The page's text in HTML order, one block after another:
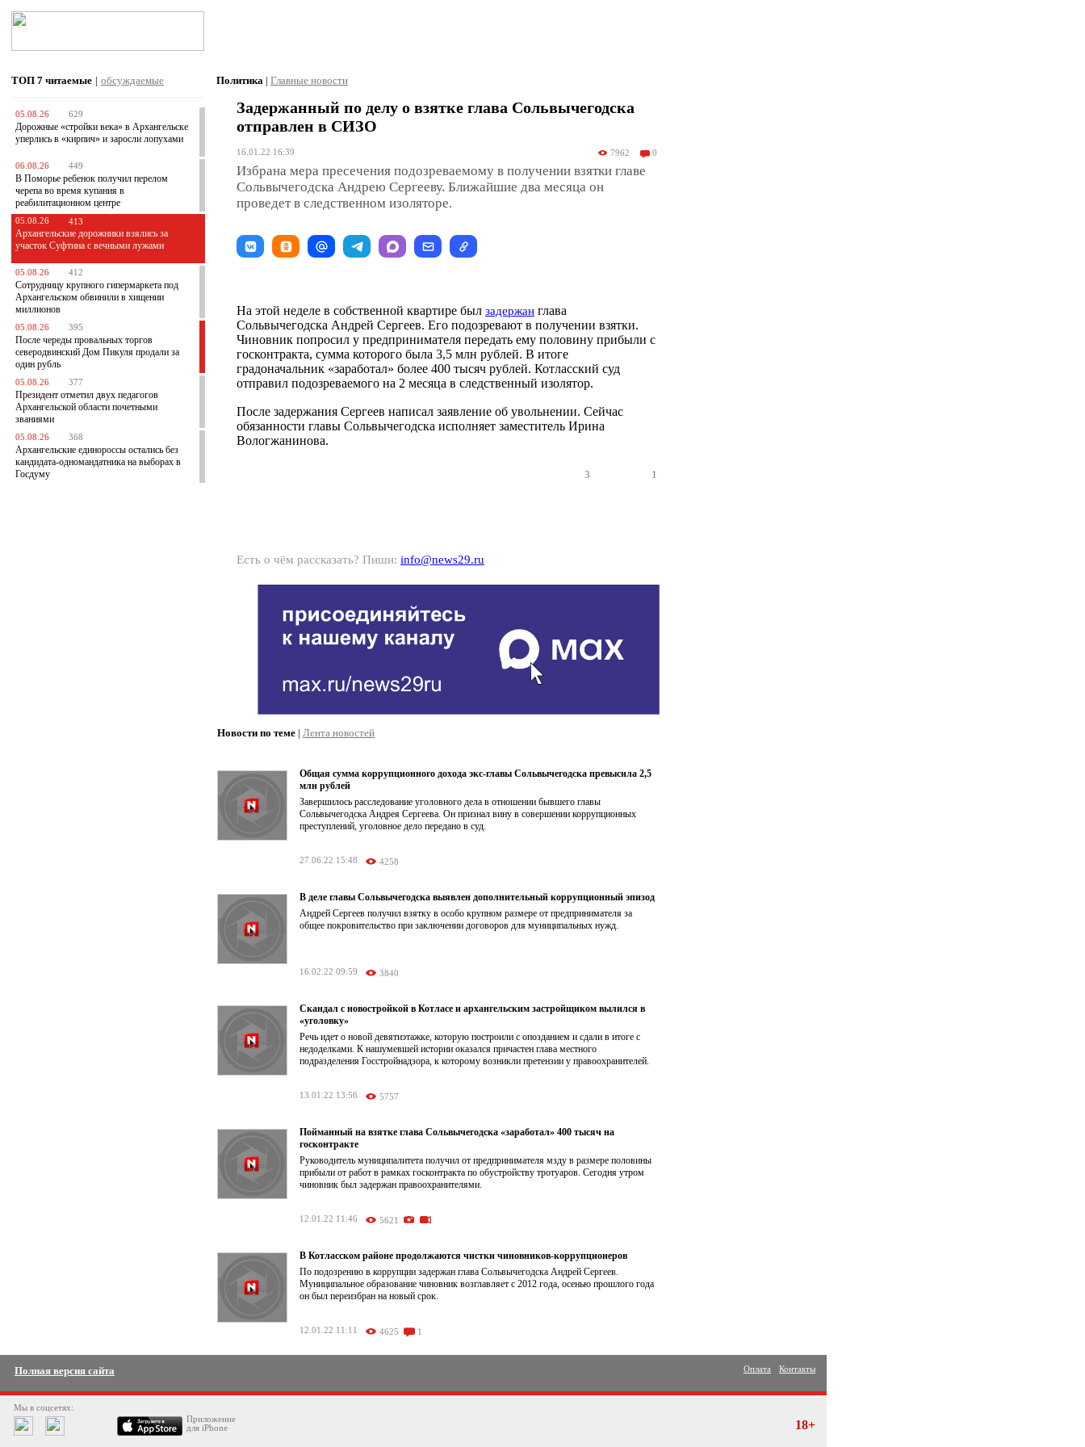
ТОП 7 читаемые | обсуждаемые
05.08.26 629
Дорожные «стройки века» в Архангельске
уперлись в «кирпич» и заросли лопухами
06.08.26 449
В Поморье ребенок получил перелом
черепа во время купания в
реабилитационном центре
05.08.26 413
Архангельские дорожники взялись за
участок Суфтина с вечными лужами
05.08.26 412
Сотрудницу крупного гипермаркета под
Архангельском обвинили в хищении
миллионов
05.08.26 395
После череды провальных торгов
северодвинский Дом Пикуля продали за
один рубль
05.08.26 377
Президент отметил двух педагогов
Архангельской области почетными
званиями
05.08.26 368
Архангельские единороссы остались без
кандидата-одномандатника на выборах в
Госдуму
Политика | Главные новости
Задержанный по делу о взятке глава Сольвычегодска
отправлен в СИЗО
16.01.22 16:39 7962 0
Избрана мера пресечения подозреваемому в получении взятки главе
Сольвычегодска Андрею Сергееву. Ближайшие два месяца он
проведет в следственном изоляторе.
На этой неделе в собственной квартире был задержан глава
Сольвычегодска Андрей Сергеев. Его подозревают в получении взятки.
Чиновник попросил у предпринимателя передать ему половину прибыли с
госконтракта, сумма которого была 3,5 млн рублей. В итоге
градоначальник «заработал» более 400 тысяч рублей. Котласский суд
отправил подозреваемого на 2 месяца в следственный изолятор.
После задержания Сергеев написал заявление об увольнении. Сейчас
обязанности главы Сольвычегодска исполняет заместитель Ирина
Вологжанинова.
3 1
Есть о чём рассказать? Пиши: info@news29.ru
Новости по теме | Лента новостей
Общая сумма коррупционного дохода экс-главы Сольвычегодска превысила 2,5
млн рублей
Завершилось расследование уголовного дела в отношении бывшего главы
Сольвычегодска Андрея Сергеева. Он признал вину в совершении коррупционных
преступлений, уголовное дело передано в суд.
27.06.22 15:48 4258
В деле главы Сольвычегодска выявлен дополнительный коррупционный эпизод
Андрей Сергеев получил взятку в особо крупном размере от предпринимателя за
общее покровительство при заключении договоров для муниципальных нужд.
16.02.22 09:59 3840
Скандал с новостройкой в Котласе и архангельским застройщиком вылился в
«уголовку»
Речь идет о новой девятиэтажке, которую построили с опозданием и сдали в итоге с
недоделками. К нашумевшей истории оказался причастен глава местного
подразделения Госстройнадзора, к которому возникли претензии у правоохранителей.
13.01.22 13:56 5757
Пойманный на взятке глава Сольвычегодска «заработал» 400 тысяч на
госконтракте
Руководитель муниципалитета получил от предпринимателя мзду в размере половины
прибыли от работ в рамках госконтракта по обустройству тротуаров. Сегодня утром
чиновник был задержан правоохранителями.
12.01.22 11:46 5621
В Котласском районе продолжаются чистки чиновников-коррупционеров
По подозрению в коррупции задержан глава Сольвычегодска Андрей Сергеев.
Муниципальное образование чиновник возглавляет с 2012 года, осенью прошлого года
он был переизбран на новый срок.
12.01.22 11:11 4625 1
Полная версия сайта Оплата Контакты
Мы в соцсетях:
Приложение
для iPhone
18+